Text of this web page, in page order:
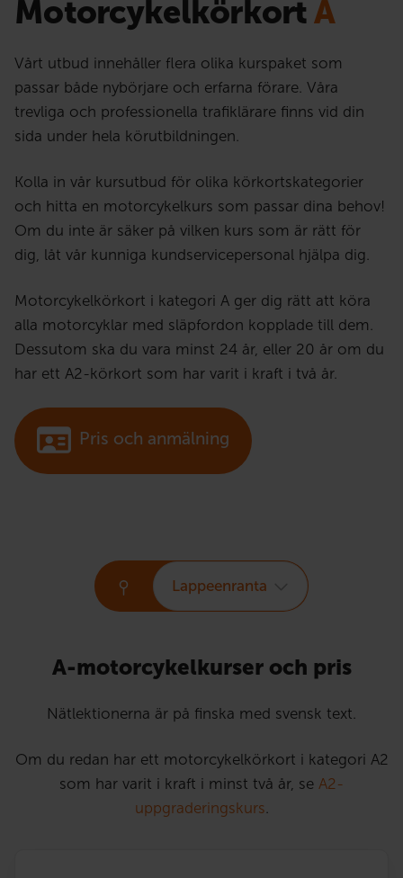
MotorcykelkörkortA
Vårt utbud innehåller flera olika kurspaket som
passar både nybörjare och erfarna förare. Våra
trevliga och professionella trafiklärare finns vid din
sida under hela körutbildningen.
Kolla in vår kursutbud för olika körkortskategorier
och hitta en motorcykelkurs som passar dina behov!
Om du inte är säker på vilken kurs som är rätt för
dig, låt vår kunniga kundservicepersonal hjälpa dig.
Motorcykelkörkort i kategori A ger dig rätt att köra
alla motorcyklar med släpfordon kopplade till dem.
Dessutom ska du vara minst 24 år, eller 20 år om du
har ett A2-körkort som har varit i kraft i två år.
Pris och anmälning
Lappeenranta
A-motorcykelkurser och pris
Nätlektionerna är på finska med svensk text.
Om du redan har ett motorcykelkörkort i kategori A2
som har varit i kraft i minst två år, se A2-
uppgraderingskurs.